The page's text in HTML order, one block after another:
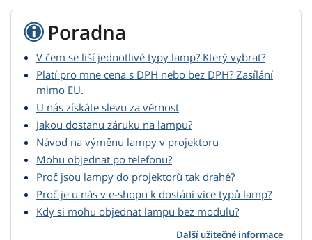
Poradna
V čem se liší jednotlivé typy lamp? Který vybrat?
Platí pro mne cena s DPH nebo bez DPH? Zasílání
mimo EU.
U nás získáte slevu za věrnost
Jakou dostanu záruku na lampu?
Návod na výměnu lampy v projektoru
Mohu objednat po telefonu?
Proč jsou lampy do projektorů tak drahé?
Proč je u nás v e-shopu k dostání více typů lamp?
Kdy si mohu objednat lampu bez modulu?
Další užitečné informace